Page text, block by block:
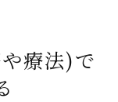
療法)で